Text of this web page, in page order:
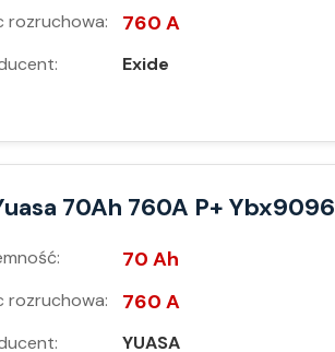
rozruchowa: 760 A
Exide
70Ah 760A P+ Ybx9096
70 Ah
rozruchowa: 760 A
YUASA